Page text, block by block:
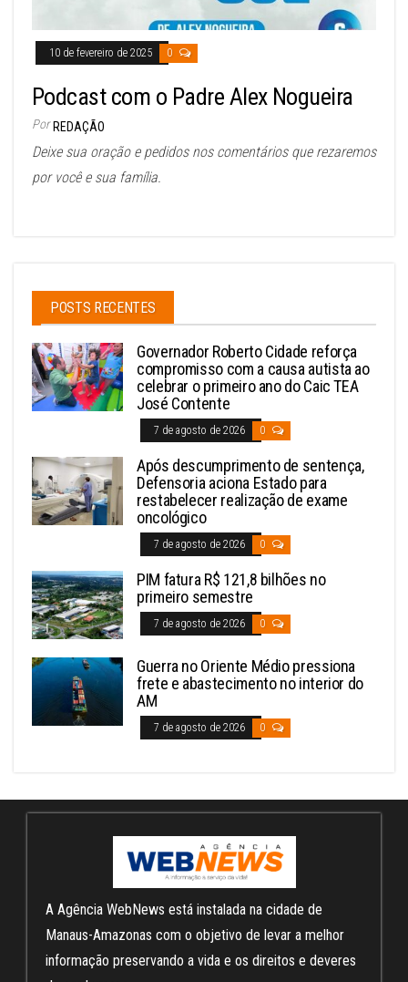
10 de fevereiro de 2025 0
Podcast com o Padre Alex Nogueira
Por REDAÇÃO
Deixe sua oração e pedidos nos comentários que rezaremos
por você e sua família.
POSTS RECENTES
Governador Roberto Cidade reforça
compromisso com a causa autista ao
celebrar o primeiro ano do Caic TEA
José Contente
7 de agosto de 2026 0
Após descumprimento de sentença,
Defensoria aciona Estado para
restabelecer realização de exame
oncológico
7 de agosto de 2026 0
PIM fatura R$ 121,8 bilhões no
primeiro semestre
7 de agosto de 2026 0
Guerra no Oriente Médio pressiona
frete e abastecimento no interior do
AM
7 de agosto de 2026 0
A Agência WebNews está instalada na cidade de
Manaus-Amazonas com o objetivo de levar a melhor
informação preservando a vida e os direitos e deveres